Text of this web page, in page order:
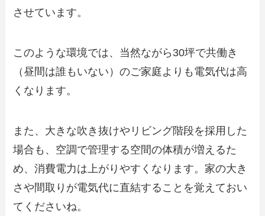
させています。
このような環境では、当然ながら30坪で共働き
（昼間は誰もいない）のご家庭よりも電気代は高
くなります。
また、大きな吹き抜けやリビング階段を採用した
場合も、空調で管理する空間の体積が増えるた
め、消費電力は上がりやすくなります。家の大き
さや間取りが電気代に直結することを覚えておい
てくださいね。